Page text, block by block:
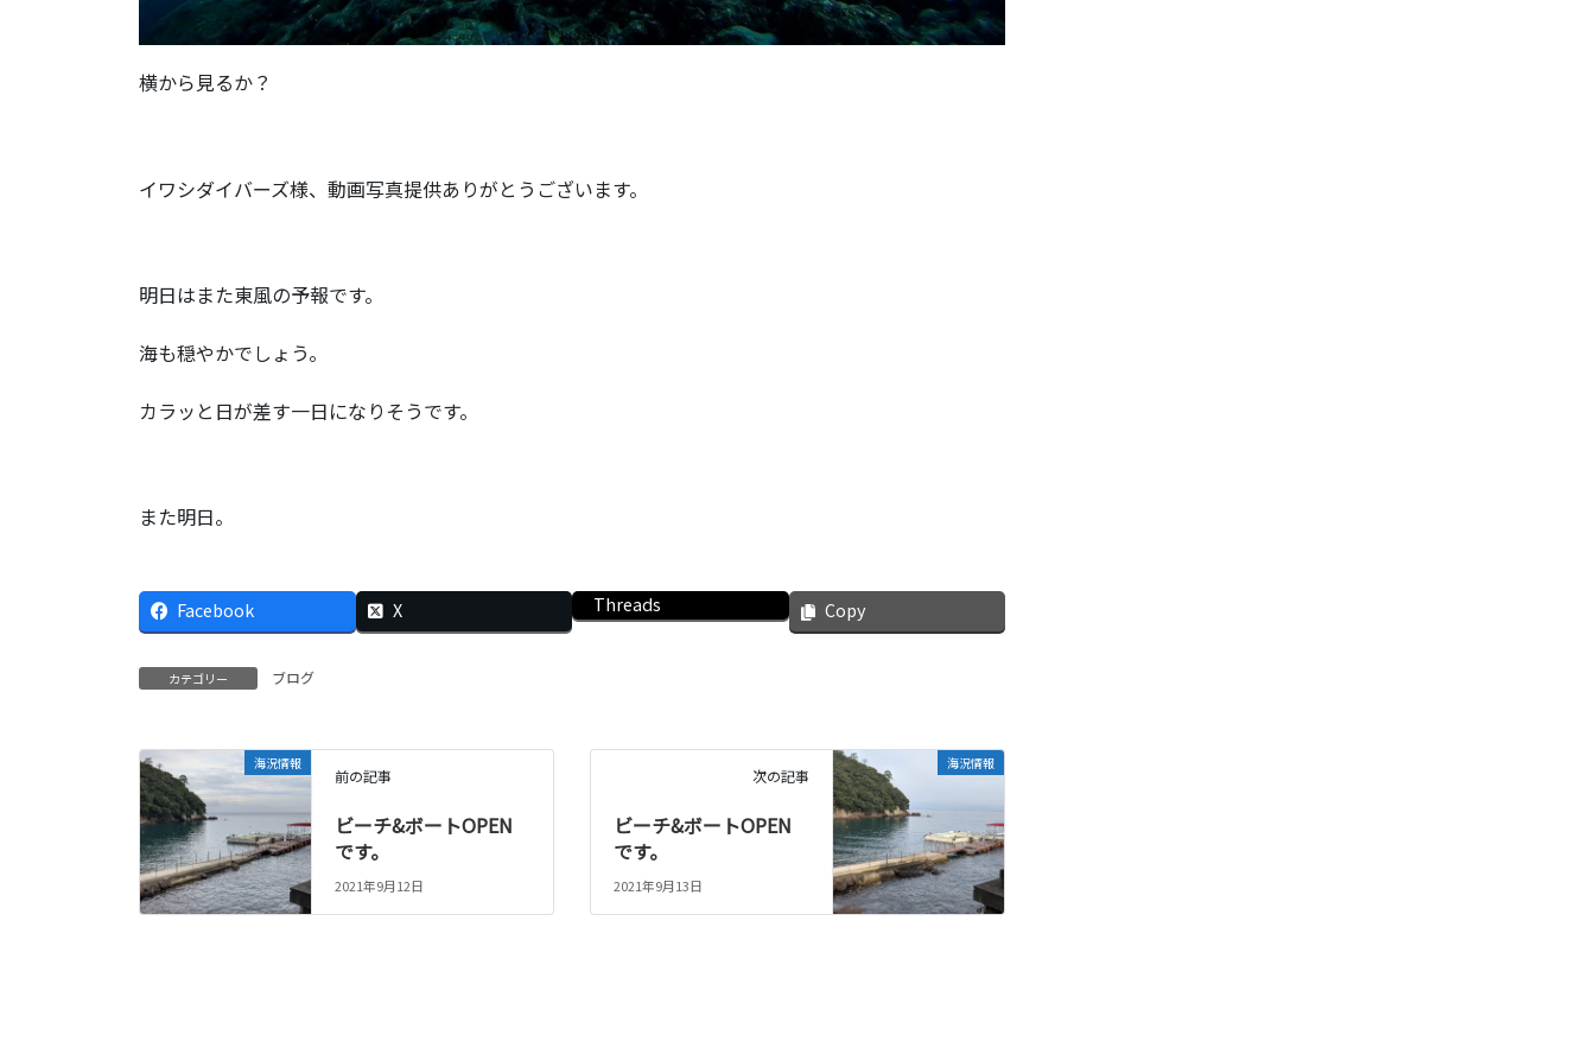
横から見るか？
イワシダイバーズ様、動画写真提供ありがとうございます。
明日はまた東風の予報です。
海も穏やかでしょう。
カラッと日が差す一日になりそうです。
また明日。
Facebook X Threads Copy
カテゴリー ブログ
海況情報
前の記事
ビーチ&ボートOPEN
です。
2021年9月12日
海況情報
次の記事
ビーチ&ボートOPEN
です。
2021年9月13日